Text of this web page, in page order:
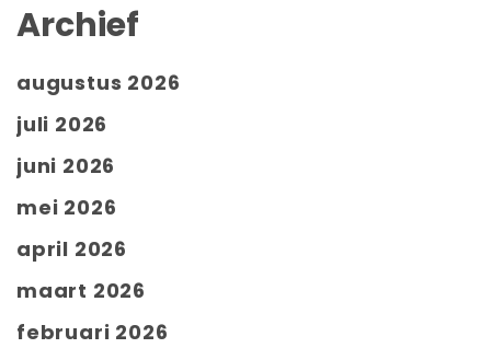
Archief
augustus 2026
juli 2026
juni 2026
mei 2026
april 2026
maart 2026
februari 2026